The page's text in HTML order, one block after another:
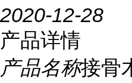
2020-12-28
产品详情
产品名称接骨